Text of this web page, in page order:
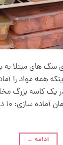
سگ های مبتلا به
همه مواد را
در یک کاسه بزرگ
ادامه →